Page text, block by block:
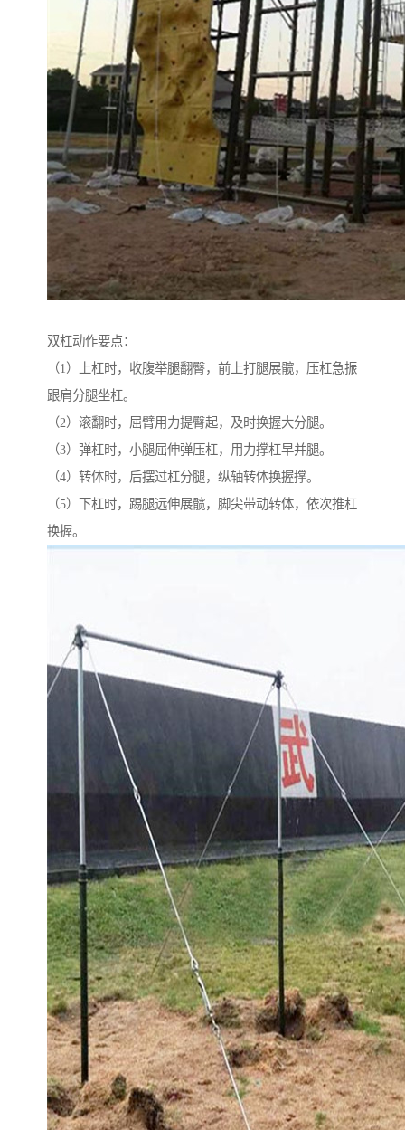
双杠动作要点：
（1）上杠时，收腹举腿翻臀，前上打腿展髋，压杠急振
跟肩分腿坐杠。
（2）滚翻时，屈臂用力提臀起，及时换握大分腿。
（3）弹杠时，小腿屈伸弹压杠，用力撑杠早并腿。
（4）转体时，后摆过杠分腿，纵轴转体换握撑。
（5）下杠时，踢腿远伸展髋，脚尖带动转体，依次推杠
换握。